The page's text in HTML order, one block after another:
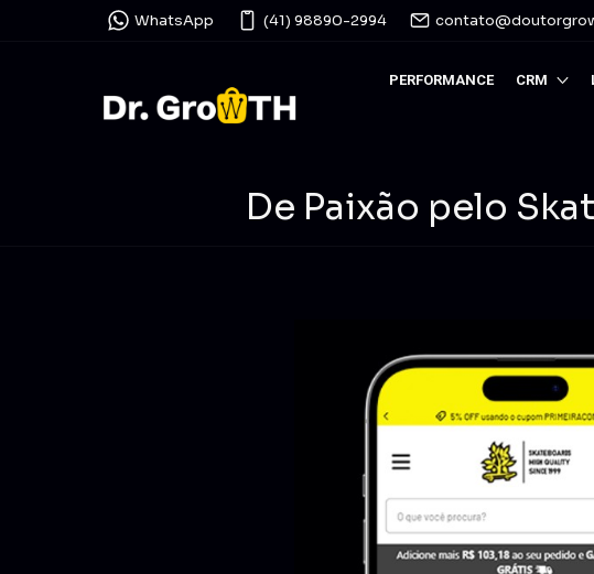
WhatsApp (41) 98890-2994
PERFORMANCE CRM
De Paixão pelo